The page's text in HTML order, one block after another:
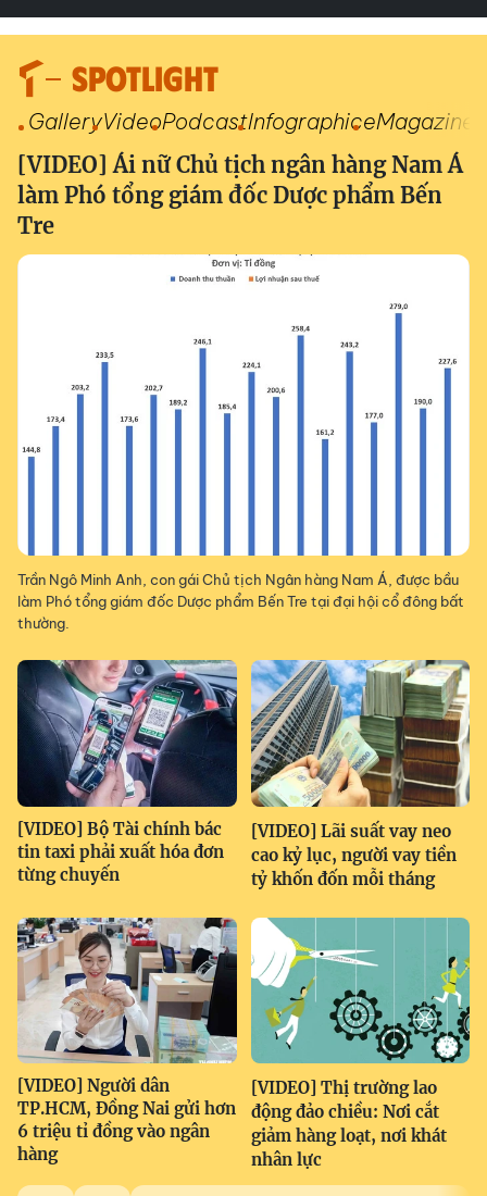
SPOTLIGHT
GalleryVideoPodcastInfographiceMagazine
[VIDEO] Ái nữ Chủ tịch ngân hàng Nam Á
làm Phó tổng giám đốc Dược phẩm Bến
Tre
Trần Ngô Minh Anh, con gái Chủ tịch Ngân hàng Nam Á, được bầu
làm Phó tổng giám đốc Dược phẩm Bến Tre tại đại hội cổ đông bất
thường.
[VIDEO] Bộ Tài chính bác
tin taxi phải xuất hóa đơn
từng chuyến
[VIDEO] Lãi suất vay neo
cao kỷ lục, người vay tiền
tỷ khốn đốn mỗi tháng
[VIDEO] Người dân
TP.HCM, Đồng Nai gửi hơn
6 triệu tỉ đồng vào ngân
hàng
[VIDEO] Thị trường lao
động đảo chiều: Nơi cắt
giảm hàng loạt, nơi khát
nhân lực